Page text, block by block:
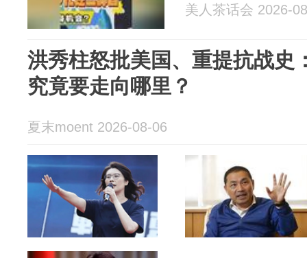
美人茶话会 2026-
洪秀柱怒批美国、重提抗战史
究竟要走向哪里？
夏末moent 2026-08-06